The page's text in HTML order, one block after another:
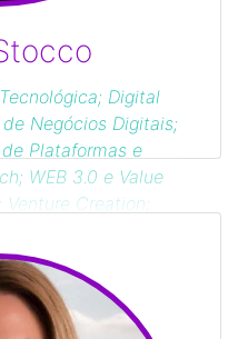
Digital
Negócios Digitais;
Plataformas e
WEB 3.0 e Value
Venture Creation;